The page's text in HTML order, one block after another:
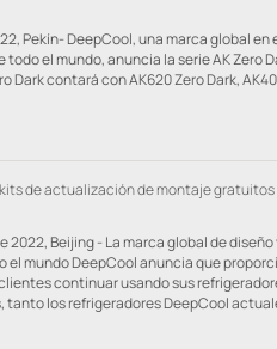
Pekín- DeepCool, una marca global
el mundo, anuncia la serie AK Zero
Dark contará con AK620 Zero Dark,
de actualización de montaje gratuitos
2022, Beijing - La marca global de
mundo DeepCool anuncia que
continuar usando sus
tanto los refrigeradores DeepCool